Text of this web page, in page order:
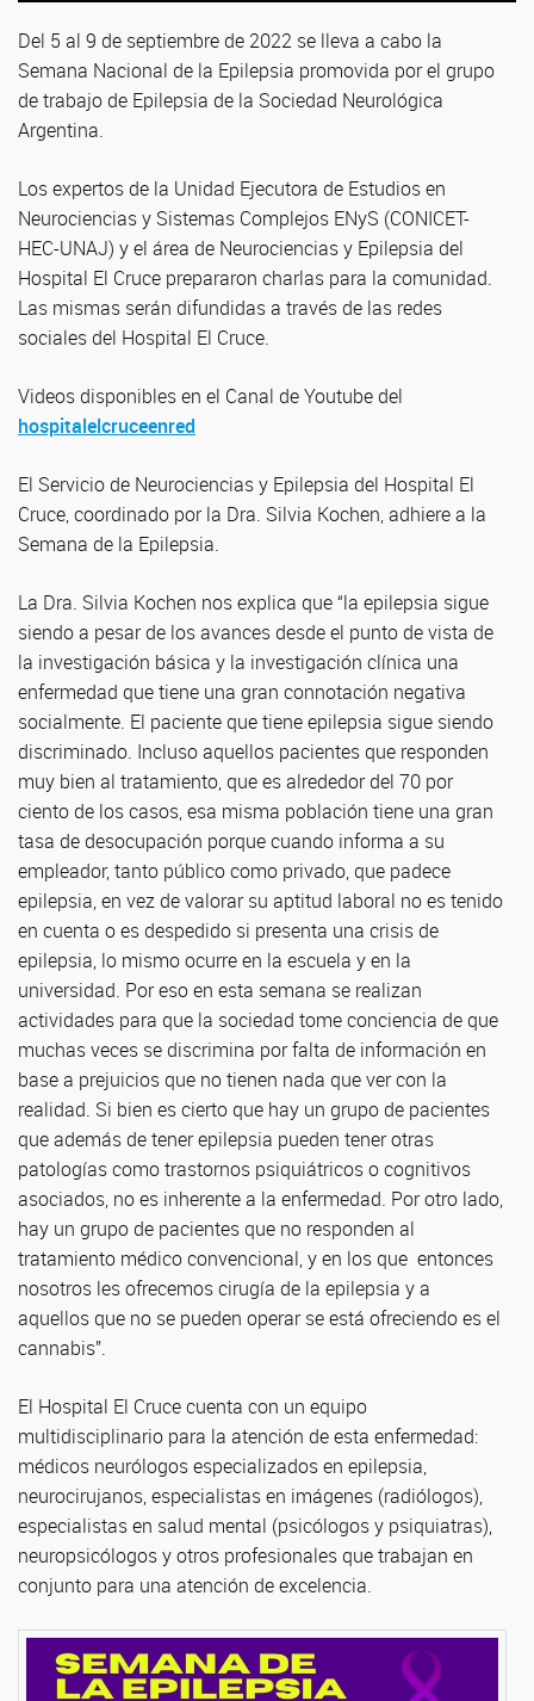
Del 5 al 9 de septiembre de 2022 se lleva a cabo la
Semana Nacional de la Epilepsia promovida por el grupo
de trabajo de Epilepsia de la Sociedad Neurológica
Argentina.
Los expertos de la Unidad Ejecutora de Estudios en
Neurociencias y Sistemas Complejos ENyS (CONICET-
HEC-UNAJ) y el área de Neurociencias y Epilepsia del
Hospital El Cruce prepararon charlas para la comunidad.
Las mismas serán difundidas a través de las redes
sociales del Hospital El Cruce.
Videos disponibles en el Canal de Youtube del
hospitalelcruceenred
El Servicio de Neurociencias y Epilepsia del Hospital El
Cruce, coordinado por la Dra. Silvia Kochen, adhiere a la
Semana de la Epilepsia.
La Dra. Silvia Kochen nos explica que “la epilepsia sigue
siendo a pesar de los avances desde el punto de vista de
la investigación básica y la investigación clínica una
enfermedad que tiene una gran connotación negativa
socialmente. El paciente que tiene epilepsia sigue siendo
discriminado. Incluso aquellos pacientes que responden
muy bien al tratamiento, que es alrededor del 70 por
ciento de los casos, esa misma población tiene una gran
tasa de desocupación porque cuando informa a su
empleador, tanto público como privado, que padece
epilepsia, en vez de valorar su aptitud laboral no es tenido
en cuenta o es despedido si presenta una crisis de
epilepsia, lo mismo ocurre en la escuela y en la
universidad. Por eso en esta semana se realizan
actividades para que la sociedad tome conciencia de que
muchas veces se discrimina por falta de información en
base a prejuicios que no tienen nada que ver con la
realidad. Si bien es cierto que hay un grupo de pacientes
que además de tener epilepsia pueden tener otras
patologías como trastornos psiquiátricos o cognitivos
asociados, no es inherente a la enfermedad. Por otro lado,
hay un grupo de pacientes que no responden al
tratamiento médico convencional, y en los que entonces
nosotros les ofrecemos cirugía de la epilepsia y a
aquellos que no se pueden operar se está ofreciendo es el
cannabis”.
El Hospital El Cruce cuenta con un equipo
multidisciplinario para la atención de esta enfermedad:
médicos neurólogos especializados en epilepsia,
neurocirujanos, especialistas en imágenes (radiólogos),
especialistas en salud mental (psicólogos y psiquiatras),
neuropsicólogos y otros profesionales que trabajan en
conjunto para una atención de excelencia.